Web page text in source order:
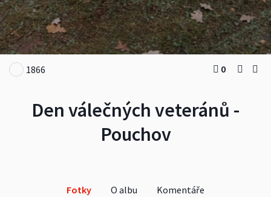
Den válečných veteránů -
Pouchov
1866 0
Fotky O albu Komentáře